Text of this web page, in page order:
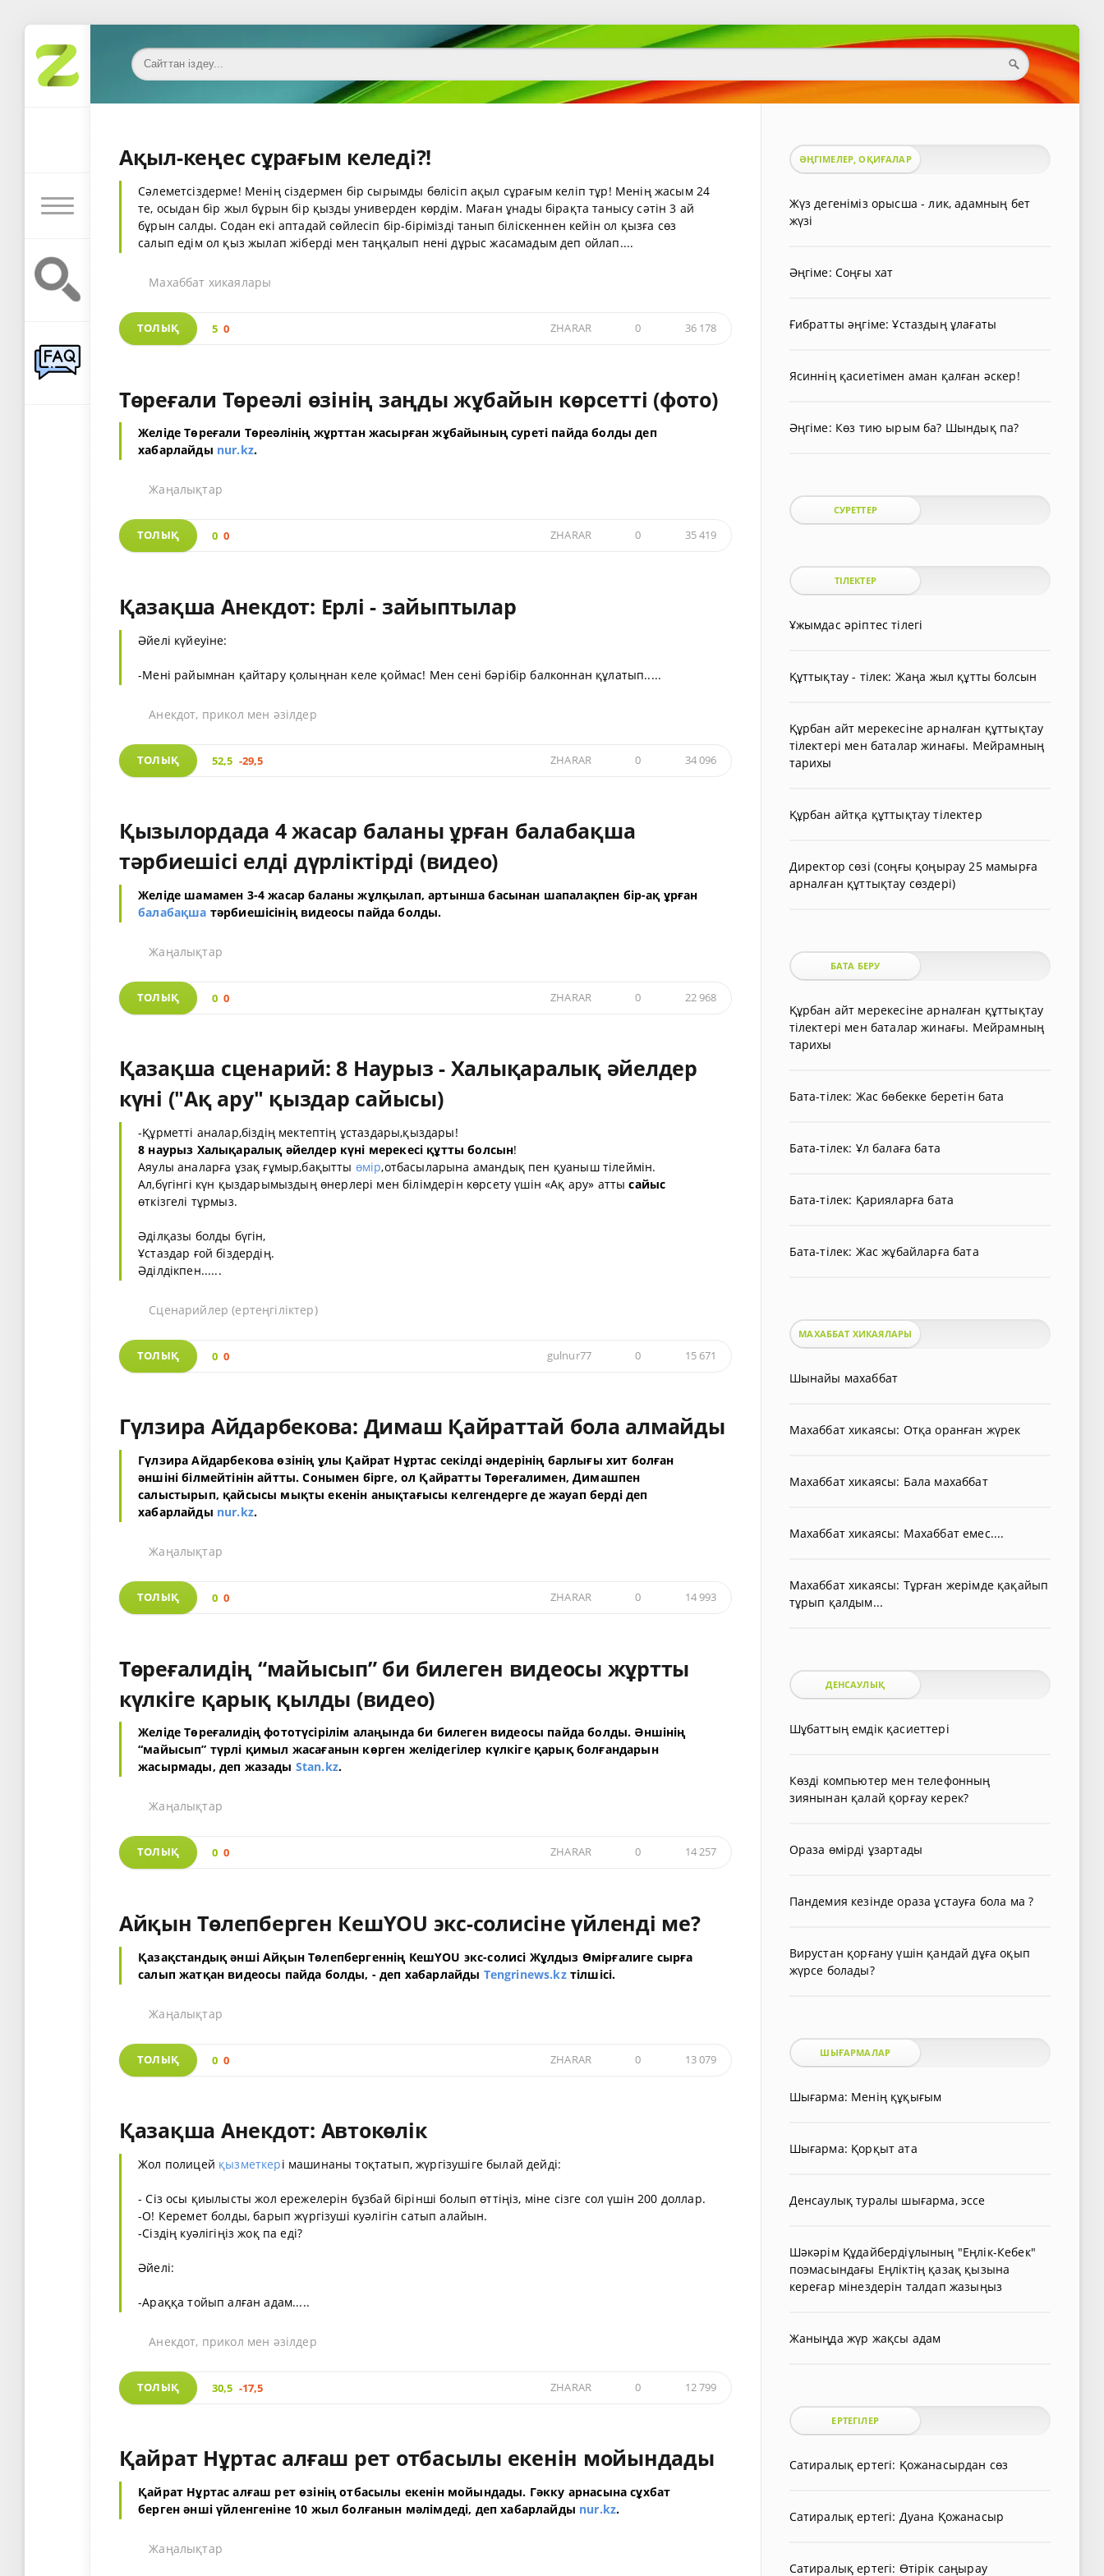
Ақыл-кеңес сұрағым келеді?!
Сәлеметсіздерме! Менің сіздермен бір сырымды бөлісіп ақыл сұрағым келіп тұр! Менің жасым 24
те, осыдан бір жыл бұрын бір қызды универден көрдім. Маған ұнады бірақта танысу сәтін 3 ай
бұрын салды. Содан екі аптадай сөйлесіп бір-бірімізді танып біліскеннен кейін ол қызға сөз
салып едім ол қыз жылап жіберді мен таңқалып нені дұрыс жасамадым деп ойлап....
Махаббат хикаялары
ТОЛЫҚ 5 0 ZHARAR 0 36 178
Төреғали Төреәлі өзінің заңды жұбайын көрсетті (фото)
Желіде Төреғали Төреәлінің жұрттан жасырған жұбайының суреті пайда болды деп
хабарлайды nur.kz.
Жаңалықтар
ТОЛЫҚ 0 0 ZHARAR 0 35 419
Қазақша Анекдот: Ерлі - зайыптылар
Әйелі күйеуіне:
-Мені райымнан қайтару қолыңнан келе қоймас! Мен сені бәрібір балконнан құлатып.....
Анекдот, прикол мен әзілдер
ТОЛЫҚ 52,5 -29,5 ZHARAR 0 34 096
Қызылордада 4 жасар баланы ұрған балабақша
тәрбиешісі елді дүрліктірді (видео)
Желіде шамамен 3-4 жасар баланы жұлқылап, артынша басынан шапалақпен бір-ақ ұрған
балабақша тәрбиешісінің видеосы пайда болды.
Жаңалықтар
ТОЛЫҚ 0 0 ZHARAR 0 22 968
Қазақша сценарий: 8 Наурыз - Халықаралық әйелдер
күні ("Ақ ару" қыздар сайысы)
-Құрметті аналар,біздің мектептің ұстаздары,қыздары!
8 наурыз Халықаралық әйелдер күні мерекесі құтты болсын!
Аяулы аналарға ұзақ ғұмыр,бақытты өмір,отбасыларына амандық пен қуаныш тілеймін.
Ал,бүгінгі күн қыздарымыздың өнерлері мен білімдерін көрсету үшін «Ақ ару» аттысайыс
өткізгелі тұрмыз.
Әділқазы болды бүгін,
Ұстаздар ғой біздердің.
Әділдікпен......
Сценарийлер (ертеңгіліктер)
ТОЛЫҚ 0 0 gulnur77 0 15 671
Гүлзира Айдарбекова: Димаш Қайраттай бола алмайды
Гүлзира Айдарбекова өзінің ұлы Қайрат Нұртас секілді әндерінің барлығы хит болған
әншіні білмейтінін айтты. Сонымен бірге, ол Қайратты Төреғалимен, Димашпен
салыстырып, қайсысы мықты екенін анықтағысы келгендерге де жауап берді деп
хабарлайды nur.kz.
Жаңалықтар
ТОЛЫҚ 0 0 ZHARAR 0 14 993
Төреғалидің “майысып” би билеген видеосы жұртты
күлкіге қарық қылды (видео)
Желіде Төреғалидің фототүсірілім алаңында би билеген видеосы пайда болды. Әншінің
“майысып” түрлі қимыл жасағанын көрген желідегілер күлкіге қарық болғандарын
жасырмады, деп жазады Stan.kz.
Жаңалықтар
ТОЛЫҚ 0 0 ZHARAR 0 14 257
Айқын Төлепберген КешYOU экс-солисіне үйленді ме?
Қазақстандық әнші Айқын Төлепбергеннің КешYOU экс-солисі Жұлдыз Өмірғалиге сырға
салып жатқан видеосы пайда болды, - деп хабарлайды Tengrinews.kzтілшісі.
Жаңалықтар
ТОЛЫҚ 0 0 ZHARAR 0 13 079
Қазақша Анекдот: Автокөлік
Жол полицей қызметкері машинаны тоқтатып, жүргізушіге былай дейді:
- Сіз осы қиылысты жол ережелерін бұзбай бірінші болып өттіңіз, міне сізге сол үшін 200 доллар.
-О! Керемет болды, барып жүргізуші куәлігін сатып алайын.
-Сіздің куәлігіңіз жоқ па еді?
Әйелі:
-Араққа тойып алған адам.....
Анекдот, прикол мен әзілдер
ТОЛЫҚ 30,5 -17,5 ZHARAR 0 12 799
Қайрат Нұртас алғаш рет отбасылы екенін мойындады
Қайрат Нұртас алғаш рет өзінің отбасылы екенін мойындады. Гәкку арнасына сұхбат
берген әнші үйленгеніне 10 жыл болғанын мәлімдеді, деп хабарлайды nur.kz.
Жаңалықтар
ӘҢГІМЕЛЕР, ОҚИҒАЛАР
Жүз дегеніміз орысша - лик, адамның бет
жүзі
Әңгіме: Соңғы хат
Ғибратты әңгіме: Ұстаздың ұлағаты
Ясиннің қасиетімен аман қалған әскер!
Әңгіме: Көз тию ырым ба? Шындық па?
СУРЕТТЕР
ТІЛЕКТЕР
Ұжымдас әріптес тілегі
Құттықтау - тілек: Жаңа жыл құтты болсын
Құрбан айт мерекесіне арналған құттықтау
тілектері мен баталар жинағы. Мейрамның
тарихы
Құрбан айтқа құттықтау тілектер
Директор сөзі (соңғы қоңырау 25 мамырға
арналған құттықтау сөздері)
БАТА БЕРУ
Құрбан айт мерекесіне арналған құттықтау
тілектері мен баталар жинағы. Мейрамның
тарихы
Бата-тілек: Жас бөбекке беретін бата
Бата-тілек: Ұл балаға бата
Бата-тілек: Қарияларға бата
Бата-тілек: Жас жұбайларға бата
МАХАББАТ ХИКАЯЛАРЫ
Шынайы махаббат
Махаббат хикаясы: Отқа оранған жүрек
Махаббат хикаясы: Бала махаббат
Махаббат хикаясы: Махаббат емес....
Махаббат хикаясы: Тұрған жерімде қақайып
тұрып қалдым...
ДЕНСАУЛЫҚ
Шұбаттың емдік қасиеттері
Көзді компьютер мен телефонның
зиянынан қалай қорғау керек?
Ораза өмірді ұзартады
Пандемия кезінде ораза ұстауға бола ма ?
Вирустан қорғану үшін қандай дұға оқып
жүрсе болады?
ШЫҒАРМАЛАР
Шығарма: Менің құқығым
Шығарма: Қорқыт ата
Денсаулық туралы шығарма, эссе
Шәкәрім Құдайбердіұлының "Еңлік-Кебек"
поэмасындағы Еңліктің қазақ қызына
кереғар мінездерін талдап жазыңыз
Жаныңда жүр жақсы адам
ЕРТЕГІЛЕР
Сатиралық ертегі: Қожанасырдан сөз
Сатиралық ертегі: Дуана Қожанасыр
Сатиралық ертегі: Өтірік саңырау